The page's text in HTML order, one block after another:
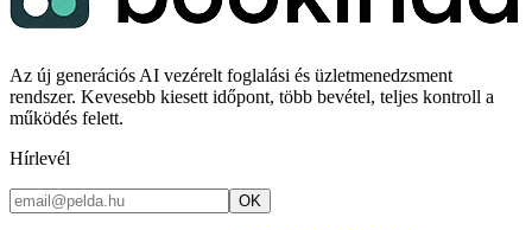
Az új generációs AI vezérelt foglalási és üzletmenedzsment
rendszer. Kevesebb kiesett időpont, több bevétel, teljes kontroll a
működés felett.
Hírlevél
OK